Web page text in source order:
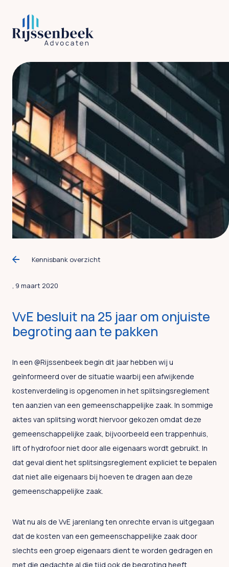
Kennisbank overzicht
, 9 maart 2020
VvE besluit na 25 jaar om onjuiste
begroting aan te pakken
In een @Rijssenbeek begin dit jaar hebben wij u
geïnformeerd over de situatie waarbij een afwijkende
kostenverdeling is opgenomen in het splitsingsreglement
ten aanzien van een gemeenschappelijke zaak. In sommige
aktes van splitsing wordt hiervoor gekozen omdat deze
gemeenschappelijke zaak, bijvoorbeeld een trappenhuis,
lift of hydrofoor niet door alle eigenaars wordt gebruikt. In
dat geval dient het splitsingsreglement expliciet te bepalen
dat niet alle eigenaars bij hoeven te dragen aan deze
gemeenschappelijke zaak.
Wat nu als de VvE jarenlang ten onrechte ervan is uitgegaan
dat de kosten van een gemeenschappelijke zaak door
slechts een groep eigenaars dient te worden gedragen en
met die gedachte al die tijd ook de begroting heeft